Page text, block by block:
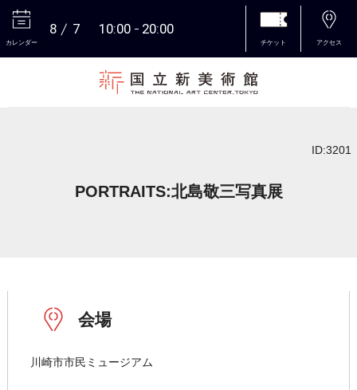
カレンダー
8 7 10:00 20:00
チケット アクセス
ID:3201
PORTRAITS:北島敬三写真展
会場
川崎市市民ミュージアム